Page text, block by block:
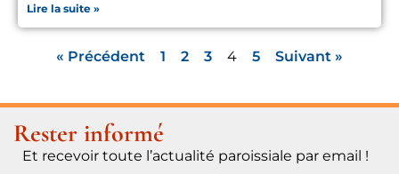
Lire la suite »
« Précédent 1 2 3 4 5 Suivant »
Rester informé
Et recevoir toute l’actualité paroissiale par email !